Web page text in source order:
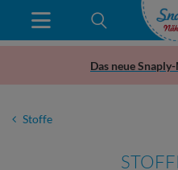
Das neue
Stoffe